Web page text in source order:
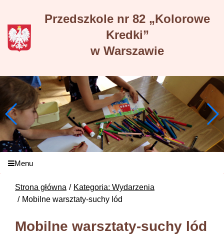
Przedszkole nr 82 „Kolorowe
Kredki”
w Warszawie
Menu
Strona główna
Kategoria: Wydarzenia
Mobilne warsztaty-suchy lód
Mobilne warsztaty-suchy lód